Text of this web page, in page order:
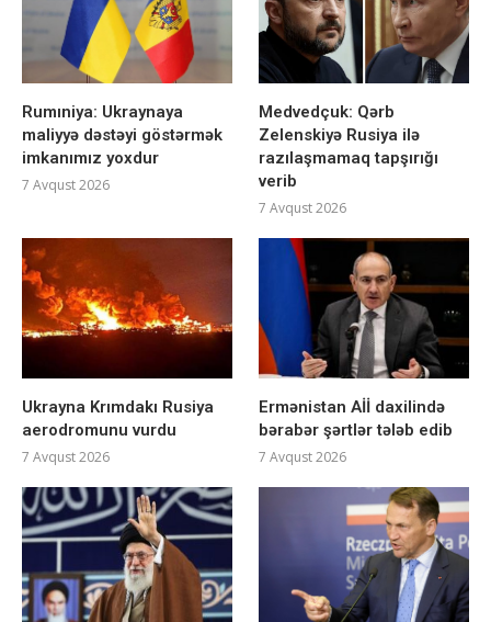
Rumıniya: Ukraynaya
maliyyə dəstəyi göstərmək
imkanımız yoxdur
7 Avqust 2026
Medvedçuk: Qərb
Zelenskiyə Rusiya ilə
razılaşmamaq tapşırığı
verib
7 Avqust 2026
Ukrayna Krımdakı Rusiya
aerodromunu vurdu
7 Avqust 2026
Ermənistan Aİİ daxilində
bərabər şərtlər tələb edib
7 Avqust 2026